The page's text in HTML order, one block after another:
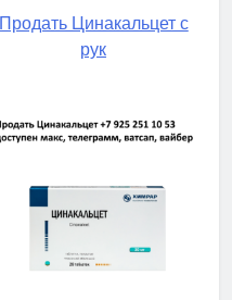
Продать Цинакальцет с
рук